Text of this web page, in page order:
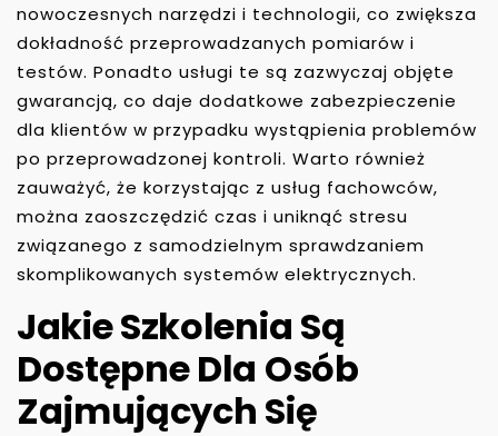
nowoczesnych narzędzi i technologii, co zwiększa
dokładność przeprowadzanych pomiarów i
testów. Ponadto usługi te są zazwyczaj objęte
gwarancją, co daje dodatkowe zabezpieczenie
dla klientów w przypadku wystąpienia problemów
po przeprowadzonej kontroli. Warto również
zauważyć, że korzystając z usług fachowców,
można zaoszczędzić czas i uniknąć stresu
związanego z samodzielnym sprawdzaniem
skomplikowanych systemów elektrycznych.
Jakie Szkolenia Są
Dostępne Dla Osób
Zajmujących Się